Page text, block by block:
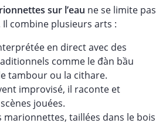
sur l’eau ne se limite pas
combine plusieurs arts :
en direct avec des
comme le đàn bầu
tambour ou la cithare.
improvisé, il raconte et
jouées.
marionnettes, taillées dans le bois